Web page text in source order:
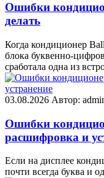
Ошибки
делать
Когда кондиционер
блока буквенно-
сработала одна из
03.08.2026 Автор:
Ошибки
расшифровка и
Если на дисплее
почти всегда буква и